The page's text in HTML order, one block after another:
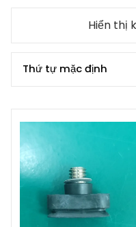
Hiển thị